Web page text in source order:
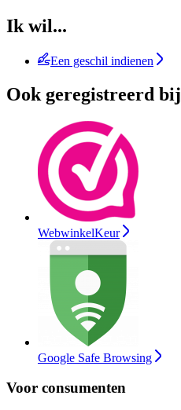
Ik wil...
Een geschil indienen
Ook geregistreerd bij
WebwinkelKeur
Google Safe Browsing
Voor consumenten